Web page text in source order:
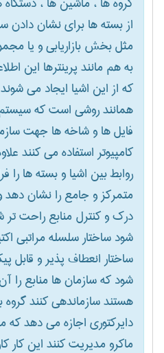
از بسته ها برای نشان دادن
مثل بخش بازاریابی و یا
به هم مانند پرینترها این
که از این اشیا ایجاد می
همانند روشی است که
فایل ها و شاخه ها جهت
کامپیوتر استفاده می کنند
روابط بین اشیا و بسته ها
متمرکز و جامع را نشان
درک و کنترل منابع راحت تر
شود ساختار سلسله مراتبی
ساختار انعطاف پذیر و
شود که سازمان ها منابع را
هستند سازماندهی کنند گروه
دایرکتوری اجازه می دهد که
ماکرو مدیریت کنند این کار